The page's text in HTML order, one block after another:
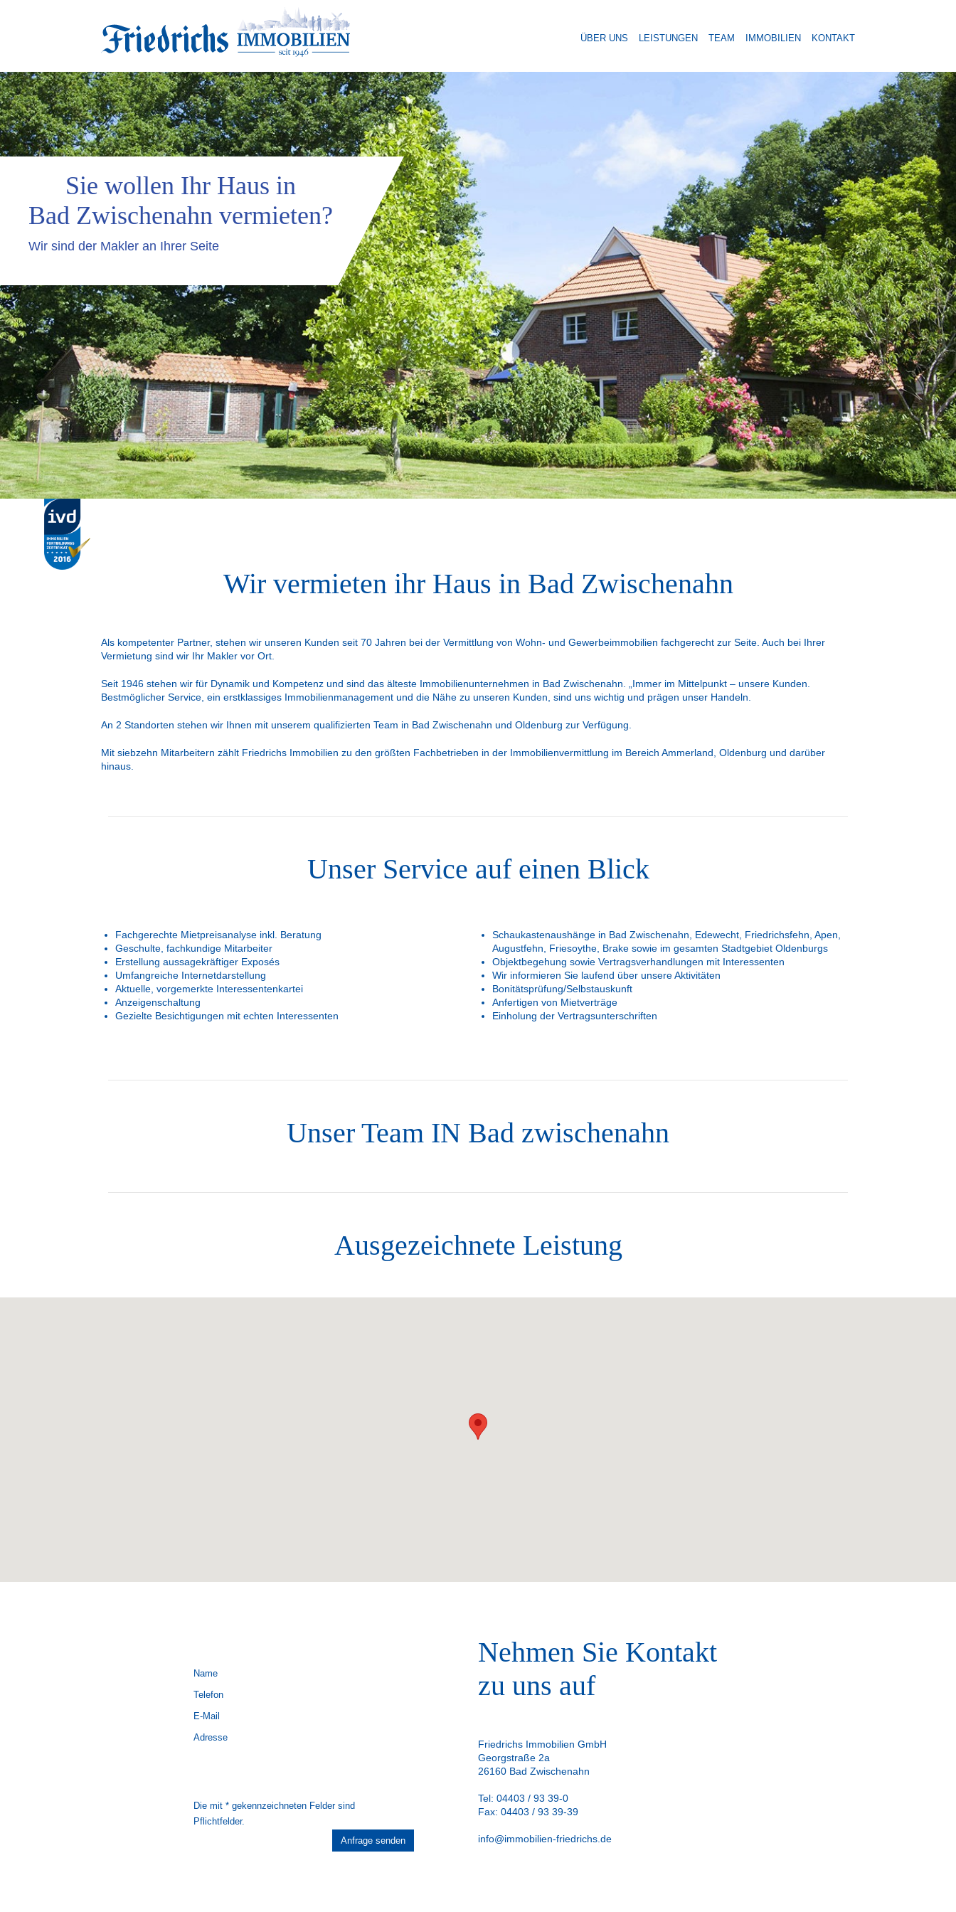
ÜBER UNS LEISTUNGEN TEAM IMMOBILIEN KONTAKT
Sie wollen Ihr Haus in
Bad Zwischenahn vermieten?
Wir sind der Makler an Ihrer Seite
Wir vermieten ihr Haus in Bad Zwischenahn
Als kompetenter Partner, stehen wir unseren Kunden seit 70 Jahren bei der Vermittlung von Wohn- und Gewerbeimmobilien fachgerecht zur Seite. Auch bei Ihrer
Vermietung sind wir Ihr Makler vor Ort.
Seit 1946 stehen wir für Dynamik und Kompetenz und sind das älteste Immobilienunternehmen in Bad Zwischenahn. „Immer im Mittelpunkt – unsere Kunden.
Bestmöglicher Service, ein erstklassiges Immobilienmanagement und die Nähe zu unseren Kunden, sind uns wichtig und prägen unser Handeln.
An 2 Standorten stehen wir Ihnen mit unserem qualifizierten Team in Bad Zwischenahn und Oldenburg zur Verfügung.
Mit siebzehn Mitarbeitern zählt Friedrichs Immobilien zu den größten Fachbetrieben in der Immobilienvermittlung im Bereich Ammerland, Oldenburg und darüber
hinaus.
Unser Service auf einen Blick
Fachgerechte Mietpreisanalyse inkl. Beratung
Geschulte, fachkundige Mitarbeiter
Erstellung aussagekräftiger Exposés
Umfangreiche Internetdarstellung
Aktuelle, vorgemerkte Interessentenkartei
Anzeigenschaltung
Gezielte Besichtigungen mit echten Interessenten
Schaukastenaushänge in Bad Zwischenahn, Edewecht, Friedrichsfehn, Apen,
Augustfehn, Friesoythe, Brake sowie im gesamten Stadtgebiet Oldenburgs
Objektbegehung sowie Vertragsverhandlungen mit Interessenten
Wir informieren Sie laufend über unsere Aktivitäten
Bonitätsprüfung/Selbstauskunft
Anfertigen von Mietverträge
Einholung der Vertragsunterschriften
Unser Team IN Bad zwischenahn
Ausgezeichnete Leistung
Nehmen Sie Kontakt
zu uns auf
Friedrichs Immobilien GmbH
Georgstraße 2a
26160 Bad Zwischenahn
Tel: 04403 / 93 39-0
Fax: 04403 / 93 39-39
info@immobilien-friedrichs.de
Name
Telefon
E-Mail
Adresse
Die mit * gekennzeichneten Felder sind
Pflichtfelder.